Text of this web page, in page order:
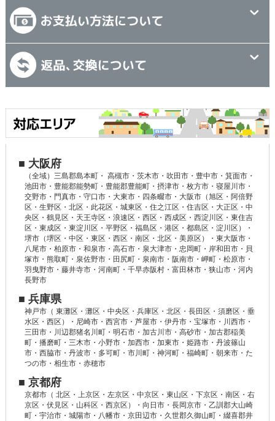
■ 大阪府
（全域）三島郡島本町・ 高槻市・茨木市・吹田市・豊中市・箕面市・
池田市・豊能郡能勢町・豊能郡豊能町・摂津市・枚方市・寝屋川市・
交野市・門真市・守口市・大東市・四条畷市・大阪市（旭区・阿倍野
区・生野区・北区・此花区・城東区・住之江区・住吉区・大正区・中
央区・鶴見区・天王寺区・浪速区・西区・西成区・西淀川区・東住吉
区・東成区・東淀川区・平野区・福島区・港区・都島区・淀川区）・
堺市（堺区・中区・東区・西区・南区・北区・美原区）・東大阪市・
八尾市・柏原市・和泉市・高石市・泉大津市・忠岡町・岸和田市・貝
塚市・熊取町・泉佐野市・田尻町・泉南市・阪南市・岬町・松原市・
羽曳野市・藤井寺市・河南町・千早赤阪村・富田林市・狭山市・河内
長野市
■ 兵庫県
神戸市（ 東灘区・灘区・中央区・兵庫区・北区・長田区・須磨区・垂
水区・西区）・尼崎市・西宮市・芦屋市・伊丹市・宝塚市・川西市・
三田市・川辺郡猪名川町・明石市・加古川市・高砂市・加古郡稲美
町・播磨町・三木市・小野市・加西市・加東市・姫路市・丹波篠山
市・西脇市・丹波市・多可町・市川町・神河町・福崎町・朝来市・た
つの市・相生市・赤穂市
■ 京都府
京都市（ 北区・上京区・左京区・中京区・東山区・下京区・南区・右
京区・伏見区・山科区・西京区）・向日市・長岡京市・乙訓郡大山崎
町・宇治市・城陽市・八幡市・京田辺市・久世郡久御山町・綴喜郡井